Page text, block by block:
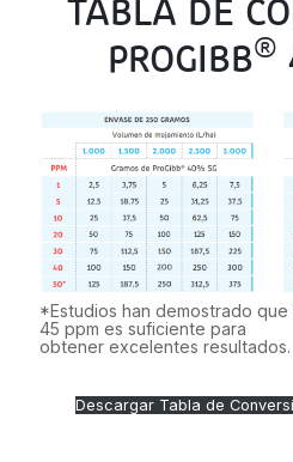
TABLA DE
PROGIBB®
*Estudios han demostrado
45 ppm es suficiente para
obtener excelentes resultados.
Descargar Tabla de